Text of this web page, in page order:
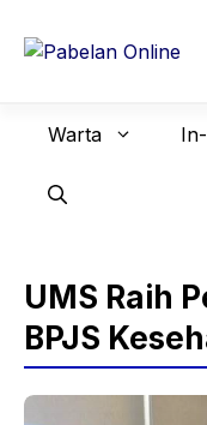
Warta
UMS Raih
BPJS